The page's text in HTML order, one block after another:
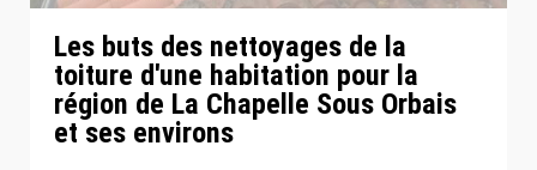
Les buts des nettoyages de la
toiture d'une habitation pour la
région de La Chapelle Sous Orbais
et ses environs